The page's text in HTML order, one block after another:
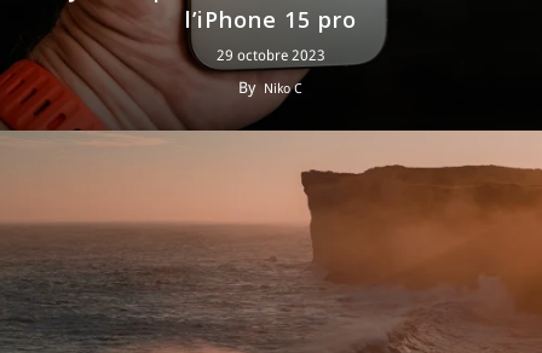
l’iPhone 15 pro
29 octobre 2023
By Niko C